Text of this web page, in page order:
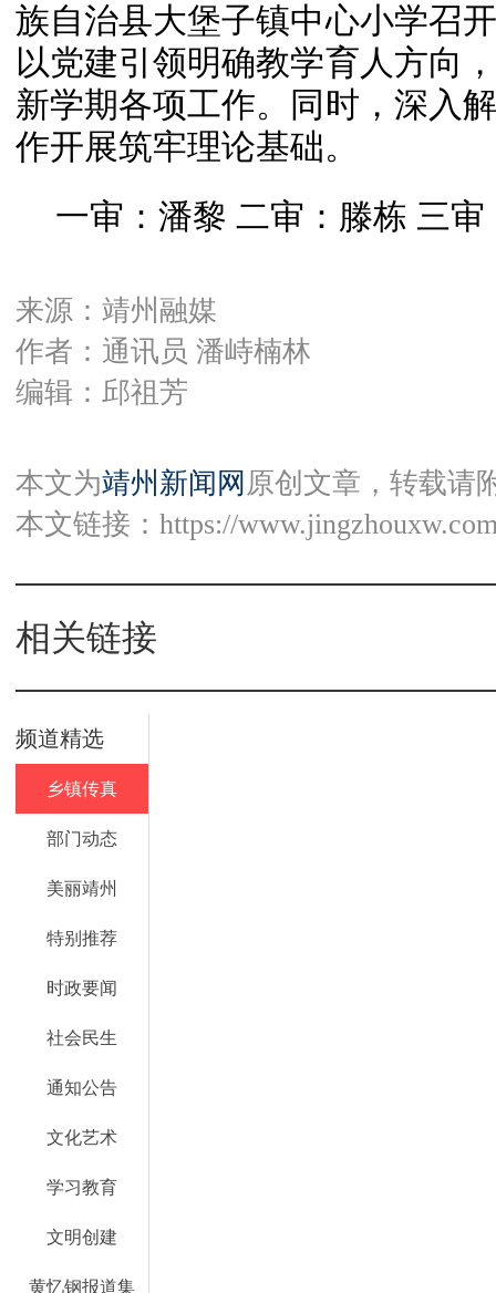
族自治县大堡子镇中心小学召
以党建引领明确教学育人方向
新学期各项工作。同时，深入
作开展筑牢理论基础。
一审：潘黎 二审：滕栋 三审
来源：靖州融媒
作者：通讯员 潘峙楠林
编辑：邱祖芳
本文为靖州新闻网 原创文章，转载请
本文链接： https://
相关链接
频道精选
乡镇传真
部门动态
美丽靖州
特别推荐
时政要闻
社会民生
通知公告
文化艺术
学习教育
文明创建
黄忆钢报道集